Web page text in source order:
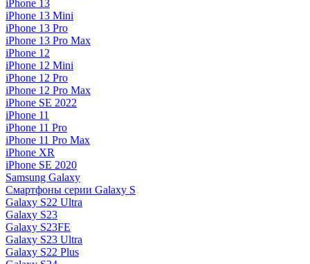
iPhone 13
iPhone 13 Mini
iPhone 13 Pro
iPhone 13 Pro Max
iPhone 12
iPhone 12 Mini
iPhone 12 Pro
iPhone 12 Pro Max
iPhone SE 2022
iPhone 11
iPhone 11 Pro
iPhone 11 Pro Max
iPhone XR
iPhone SE 2020
Samsung Galaxy
Смартфоны серии Galaxy S
Galaxy S22 Ultra
Galaxy S23
Galaxy S23FE
Galaxy S23 Ultra
Galaxy S22 Plus